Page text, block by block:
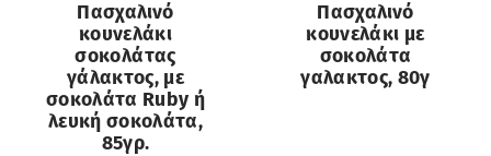
Πασχαλινό
κουνελάκι
σοκολάτας
γάλακτος, με
σοκολάτα Ruby ή
λευκή σοκολάτα,
85γρ.
Πασχαλινό
κουνελάκι με
σοκολάτα
γαλακτος, 80γ